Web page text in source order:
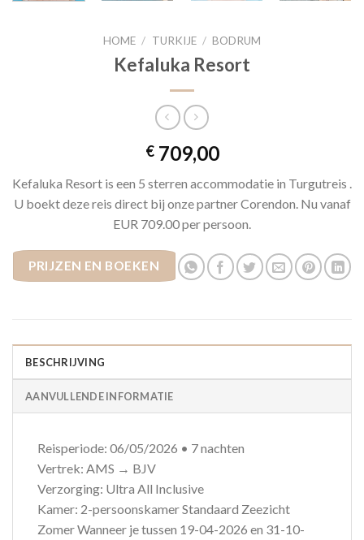
HOME / TURKIJE / BODRUM
Kefaluka Resort
€709,00
Kefaluka Resort is een 5 sterren accommodatie in Turgutreis .
U boekt deze reis direct bij onze partner Corendon. Nu vanaf
EUR 709.00 per persoon.
PRIJZEN EN BOEKEN
BESCHRIJVING
AANVULLENDE INFORMATIE
Reisperiode: 06/05/2026 • 7 nachten
Vertrek: AMS → BJV
Verzorging: Ultra All Inclusive
Kamer: 2-persoonskamer Standaard Zeezicht
Zomer Wanneer je tussen 19-04-2026 en 31-10-